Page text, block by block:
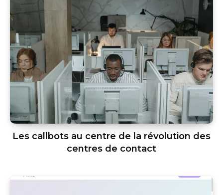
Les callbots au centre de la révolution des
centres de contact